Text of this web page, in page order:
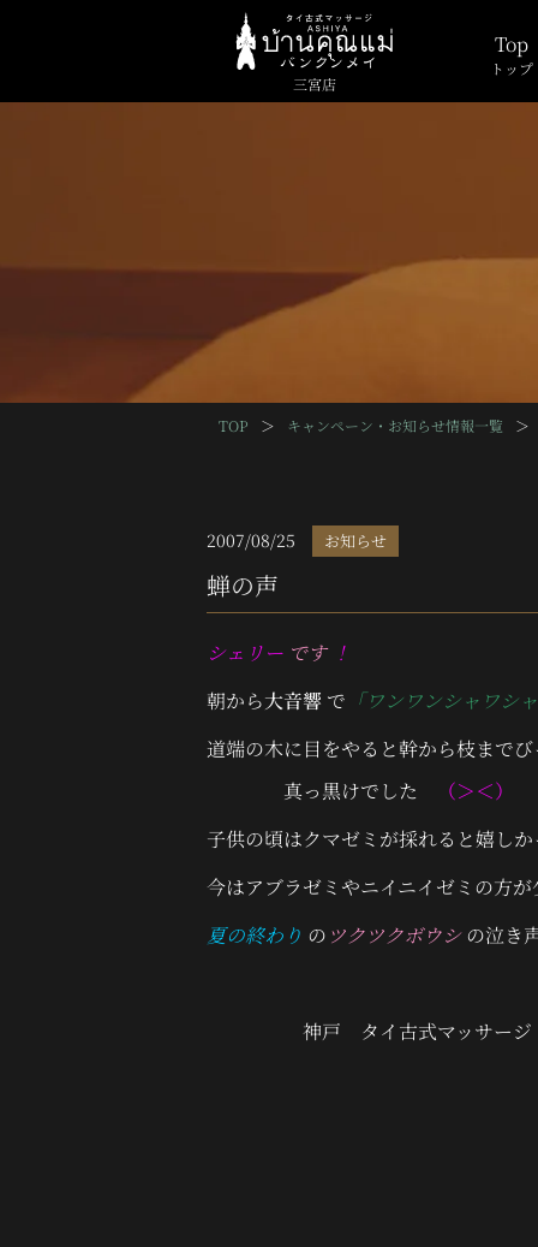
三宮店
Top
トップ
TOP ＞ キャンペーン・お知らせ情報一覧 ＞
2007/08/25 お知らせ
蝉の声
シェリー です ！
朝から大音響 で 「ワンワンシャワシ
道端の木に目をやると幹か
真っ黒けでした
（＞＜）
子供の頃はクマゼミが採れると嬉し
今はアブラゼミやニイニイゼミの方
夏の終わり の ツクツクボウシ の泣き
神戸 タイ古式マッサージ